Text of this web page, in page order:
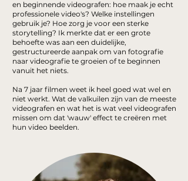
en beginnende videografen: hoe maak je echt
professionele video's? Welke instellingen
gebruik je? Hoe zorg je voor een sterke
storytelling? Ik merkte dat er een grote
behoefte was aan een duidelijke,
gestructureerde aanpak om van fotografie
naar videografie te groeien of te beginnen
vanuit het niets.
Na 7 jaar filmen weet ik heel goed wat wel en
niet werkt. Wat de valkuilen zijn van de meeste
videografen en wat het is wat veel videografen
missen om dat 'wauw' effect te creëren met
hun video beelden.